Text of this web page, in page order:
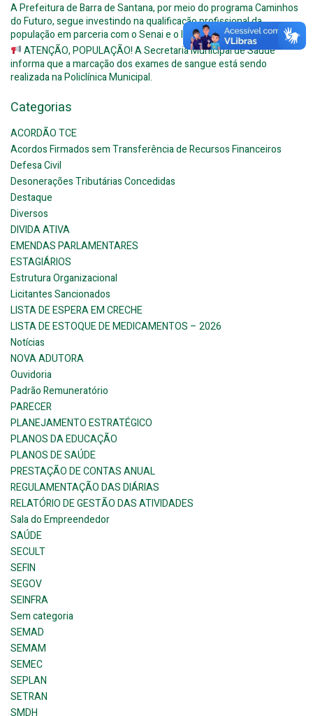
A Prefeitura de Barra de Santana, por meio do programa Caminhos
do Futuro, segue investindo na qualificação profissional da
população em parceria com o Senai e o Instituto Alpargatas.
ATENÇÃO, POPULAÇÃO! A Secretaria Municipal de Saúde
informa que a marcação dos exames de sangue está sendo
realizada na Policlínica Municipal.
Categorias
ACORDÃO TCE
Acordos Firmados sem Transferência de Recursos Financeiros
Defesa Civil
Desonerações Tributárias Concedidas
Destaque
Diversos
DIVIDA ATIVA
EMENDAS PARLAMENTARES
ESTAGIÁRIOS
Estrutura Organizacional
Licitantes Sancionados
LISTA DE ESPERA EM CRECHE
LISTA DE ESTOQUE DE MEDICAMENTOS – 2026
Notícias
NOVA ADUTORA
Ouvidoria
Padrão Remuneratório
PARECER
PLANEJAMENTO ESTRATÉGICO
PLANOS DA EDUCAÇÃO
PLANOS DE SAÚDE
PRESTAÇÃO DE CONTAS ANUAL
REGULAMENTAÇÃO DAS DIÁRIAS
RELATÓRIO DE GESTÃO DAS ATIVIDADES
Sala do Empreendedor
SAÚDE
SECULT
SEFIN
SEGOV
SEINFRA
Sem categoria
SEMAD
SEMAM
SEMEC
SEPLAN
SETRAN
SMDH